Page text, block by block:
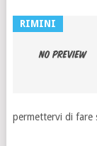
RIMINI
permettervi di fare